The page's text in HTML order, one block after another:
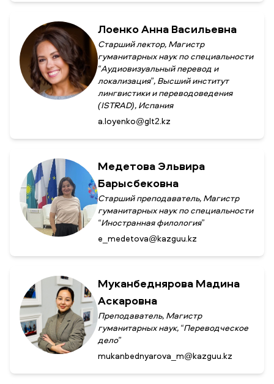
Лоенко Анна Васильевна
Старший лектор, Магистр
гуманитарных наук по специальности
“Аудиовизуальный перевод и
локализация”, Высший институт
лингвистики и переводоведения
(ISTRAD), Испания
a.loyenko@glt2.kz
Медетова Эльвира
Барысбековна
Старший преподаватель, Магистр
гуманитарных наук по специальности
“Иностранная филология”
e_medetova@kazguu.kz
Муканбеднярова Мадина
Аскаровна
Преподаватель, Магистр
гуманитарных наук, “Переводческое
дело”
mukanbednyarova_m@kazguu.kz